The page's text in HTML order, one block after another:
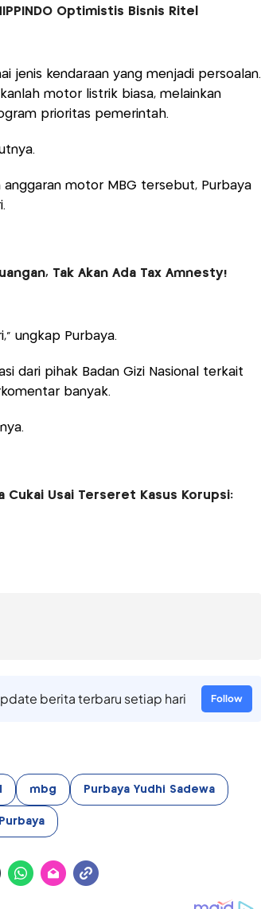
Optimistis Bisnis Ritel
jenis kendaraan yang menjadi persoalan.
motor listrik biasa, melainkan
prioritas pemerintah.
motor MBG tersebut, Purbaya
Tak Akan Ada Tax Amnesty!
ungkap Purbaya.
dari pihak Badan Gizi Nasional terkait
banyak.
Cukai Usai Terseret Kasus Korupsi:
berita terbaru setiap hari Follow
mbg Purbaya Yudhi Sadewa